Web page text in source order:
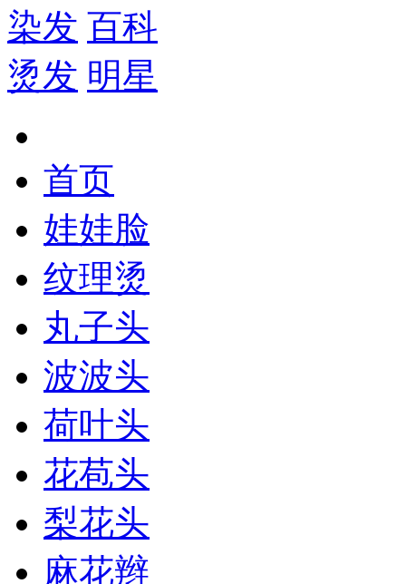
染发 百科
烫发 明星
首页
娃娃脸
纹理烫
丸子头
波波头
荷叶头
花苞头
梨花头
麻花辫